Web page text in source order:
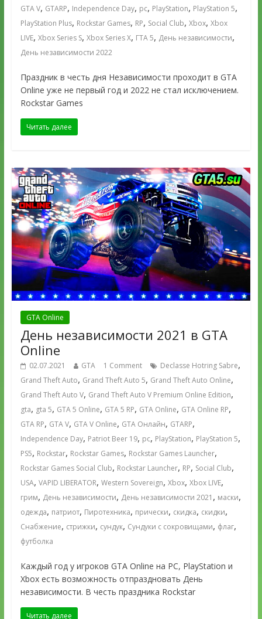
GTA V, GTARP, Independence Day, pc, PlayStation, PlayStation 5,
PlayStation Plus, Rockstar Games, RP, Social Club, Xbox, Xbox
LIVE, Xbox Series S, Xbox Series X, ГТА 5, День независимости,
День независимости 2022
Праздник в честь дня Независимости проходит в GTA
Online уже не первый год и 2022 не стал исключением.
Rockstar Games
Читать далее
GTA Online
День независимости 2021 в GTA
Online
02.07.2021 GTA 1 Comment Declasse Hotring Sabre,
Grand Theft Auto, Grand Theft Auto 5, Grand Theft Auto Online,
Grand Theft Auto V, Grand Theft Auto V Premium Online Edition,
gta, gta 5, GTA 5 Online, GTA 5 RP, GTA Online, GTA Online RP,
GTA RP, GTA V, GTA V Online, GTA Онлайн, GTARP,
Independence Day, Patriot Beer 19, pc, PlayStation, PlayStation 5,
PS5, Rockstar, Rockstar Games, Rockstar Games Launcher,
Rockstar Games Social Club, Rockstar Launcher, RP, Social Club,
USA, VAPID LIBERATOR, Western Sovereign, Xbox, Xbox LIVE,
грим, День независимости, День независимости 2021 , маски,
одежда, патриот, Пиротехника, прически, скидка, скидки,
Снабжение, стрижки, сундук, Сундуки с сокровищами, флаг,
футболка
Каждый год у игроков GTA Online на PC, PlayStation и
Xbox есть возможность отпраздновать День
независимости. В честь праздника Rockstar
Читать далее